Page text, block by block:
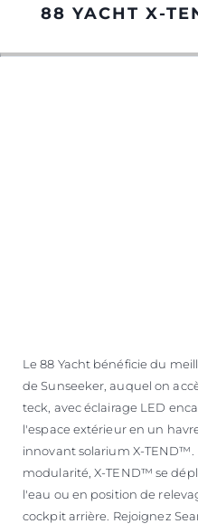
88 YACHT X-
Le 88 Yacht bénéficie du
de Sunseeker, auquel on
teck, avec éclairage LED
l'espace extérieur en un
innovant solarium X-
modularité, X-TEND™ se
l'eau ou en position de
cockpit arrière. Rejoignez